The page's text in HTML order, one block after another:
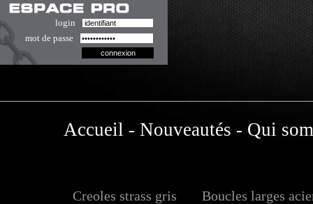
login
mot de passe
Accueil - Nouveautés - Qui
Creoles strass gris
Boucles larges